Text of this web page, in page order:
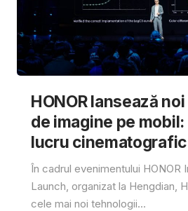
HONOR lansează
de imagine pe
lucru cinematografic
În cadrul evenimentului HONOR
Launch, organizat la Hengdian,
cele mai noi tehnologii...